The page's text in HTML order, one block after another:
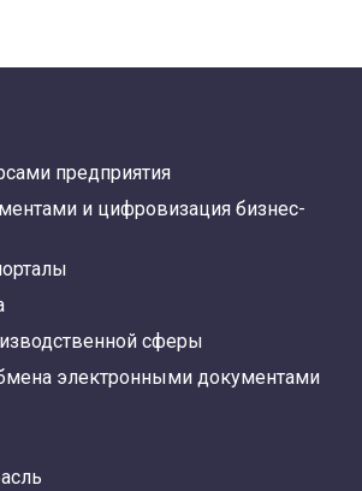
предприятия
и цифровизация бизнес-
сферы
электронными документами